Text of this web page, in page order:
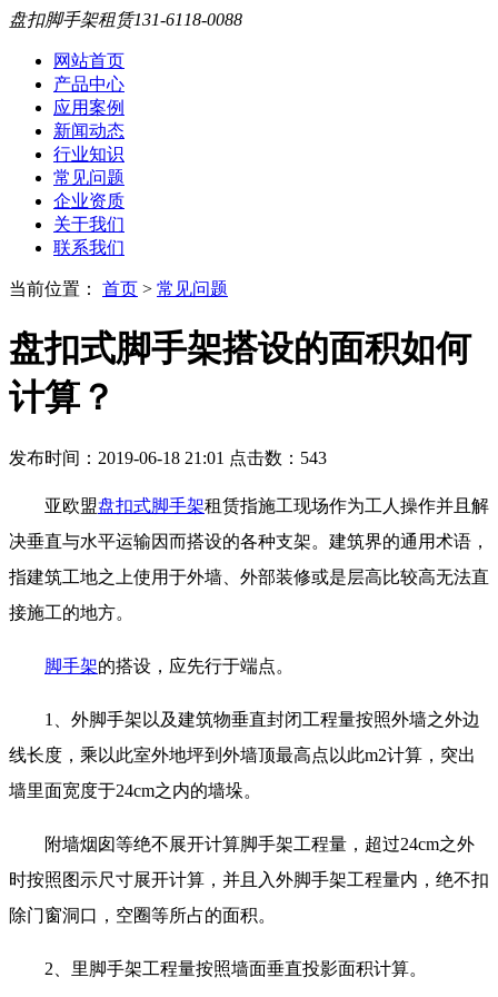
盘扣脚手架租赁131-6118-0088
网站首页
产品中心
应用案例
新闻动态
行业知识
常见问题
企业资质
关于我们
联系我们
当前位置： 首页 > 常见问题
盘扣式脚手架搭设的面积如何
计算？
发布时间：2019-06-18 21:01 点击数： 543
亚欧盟盘扣式脚手架租赁指施工现场作为工人操作并且解
决垂直与水平运输因而搭设的各种支架。建筑界的通用术语，
指建筑工地之上使用于外墙、外部装修或是层高比较高无法直
接施工的地方。
脚手架的搭设，应先行于端点。
1、外脚手架以及建筑物垂直封闭工程量按照外墙之外边
线长度，乘以此室外地坪到外墙顶最高点以此m2计算，突出
墙里面宽度于24cm之内的墙垛。
附墙烟囱等绝不展开计算脚手架工程量，超过24cm之外
时按照图示尺寸展开计算，并且入外脚手架工程量内，绝不扣
除门窗洞口，空圈等所占的面积。
2、里脚手架工程量按照墙面垂直投影面积计算。